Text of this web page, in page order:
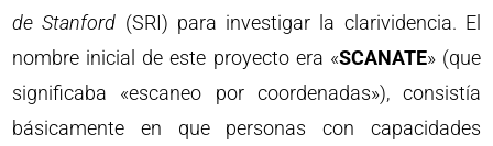
de Stanford (SRI) para investigar la clarividencia. El
nombre inicial de este proyecto era «SCANATE» (que
significaba «escaneo por coordenadas»), consistía
básicamente en que personas con capacidades